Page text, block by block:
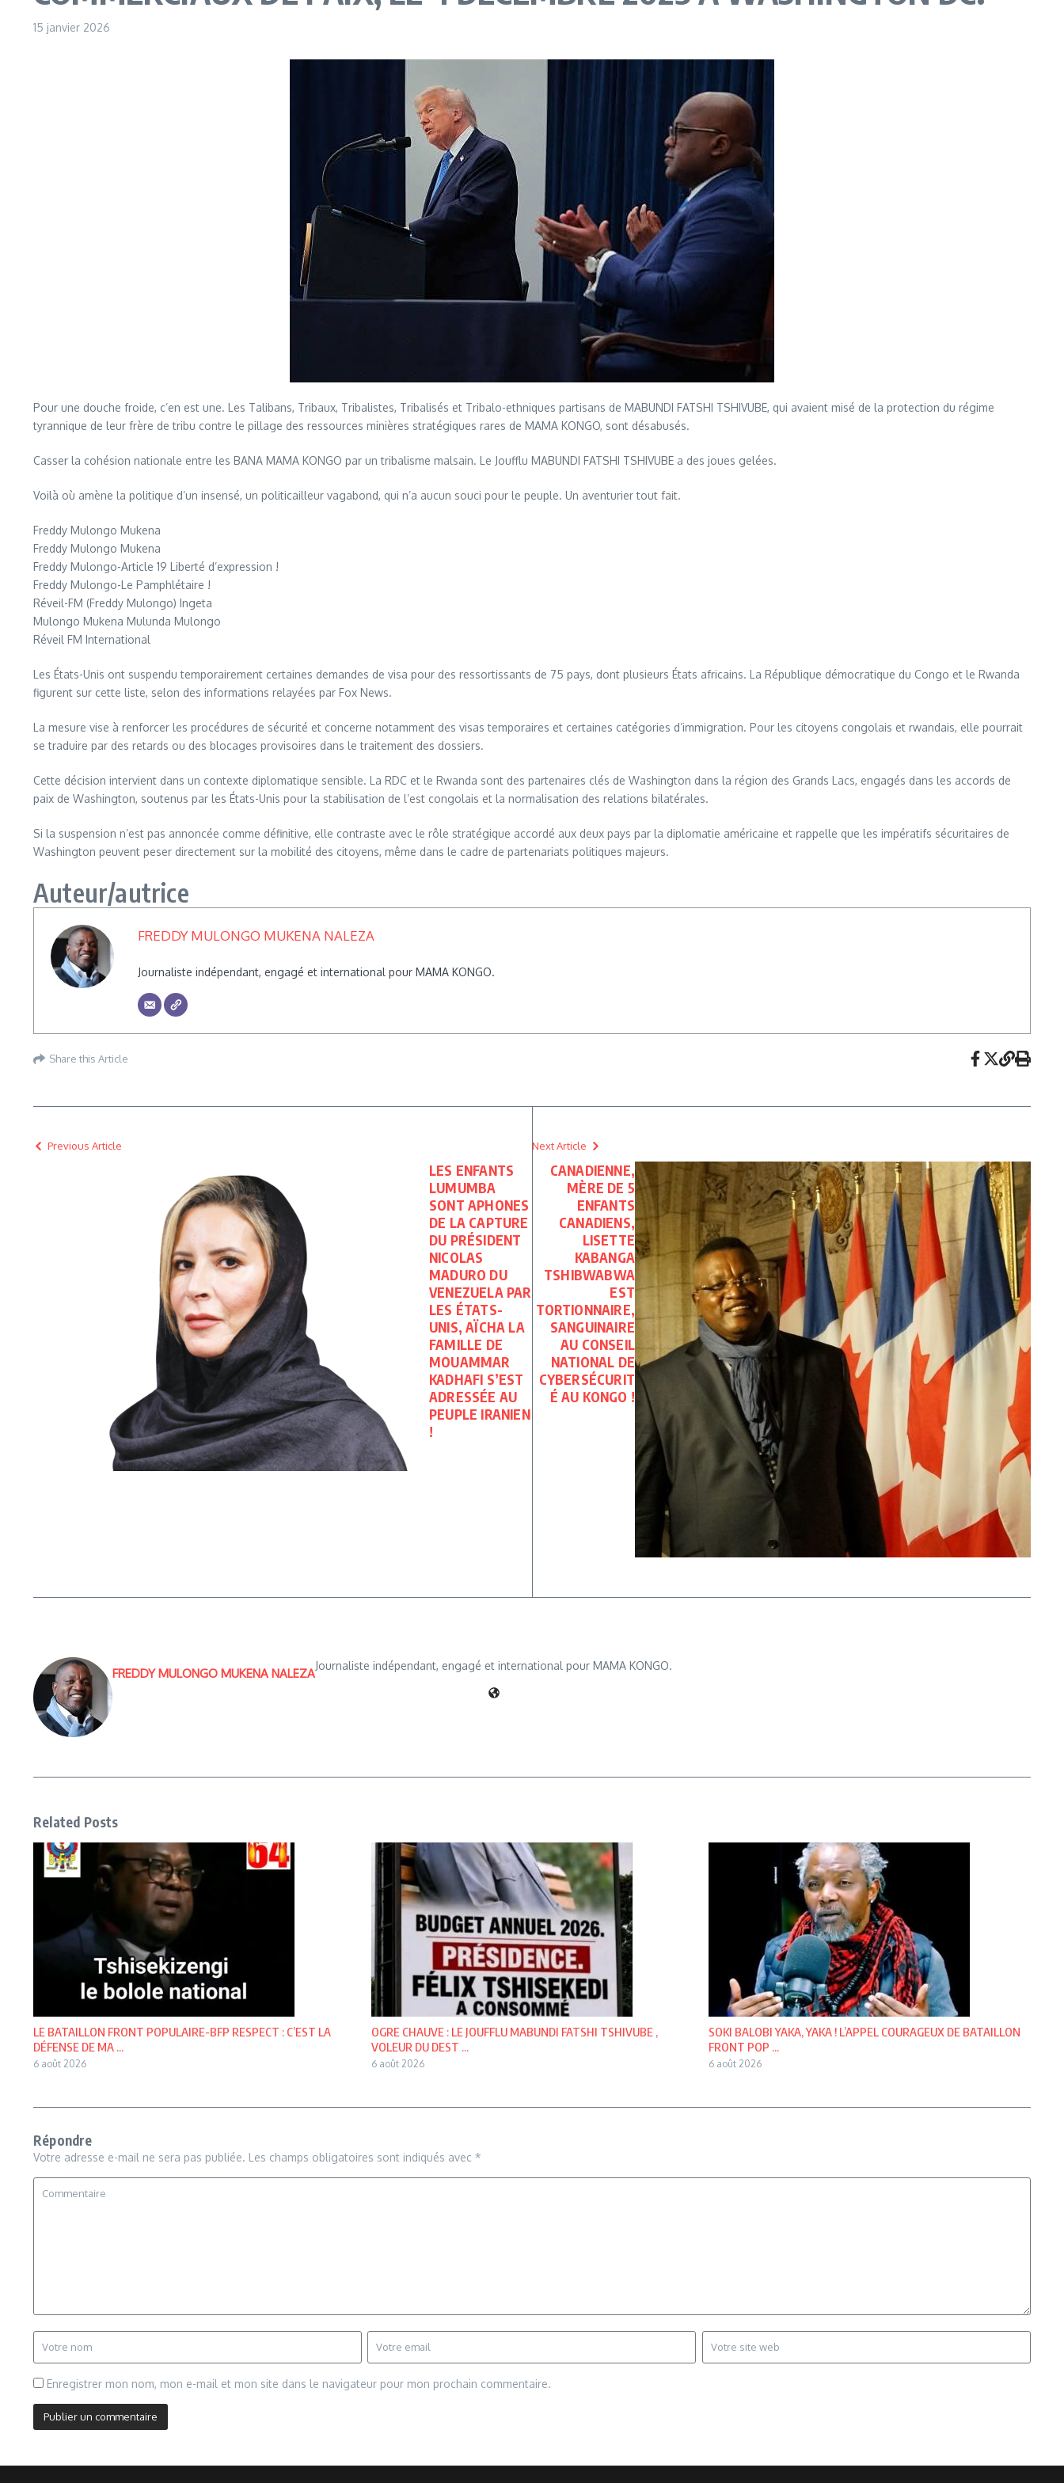
15 janvier 2026
Pour une douche froide, c’en est une. Les Talibans, Tribaux, Tribalistes, Tribalisés et Tribalo-ethniques partisans de MABUNDI FATSHI TSHIVUBE, qui avaient misé de la protection du régime
tyrannique de leur frère de tribu contre le pillage des ressources minières stratégiques rares de MAMA KONGO, sont désabusés.
Casser la cohésion nationale entre les BANA MAMA KONGO par un tribalisme malsain. Le Joufflu MABUNDI FATSHI TSHIVUBE a des joues gelées.
Voilà où amène la politique d’un insensé, un politicailleur vagabond, qui n’a aucun souci pour le peuple. Un aventurier tout fait.
Freddy Mulongo Mukena
Freddy Mulongo Mukena
Freddy Mulongo-Article 19 Liberté d’expression !
Freddy Mulongo-Le Pamphlétaire !
Réveil-FM (Freddy Mulongo) Ingeta
Mulongo Mukena Mulunda Mulongo
Réveil FM International
Les États-Unis ont suspendu temporairement certaines demandes de visa pour des ressortissants de 75 pays, dont plusieurs États africains. La République démocratique du Congo et le Rwanda
figurent sur cette liste, selon des informations relayées par Fox News.
La mesure vise à renforcer les procédures de sécurité et concerne notamment des visas temporaires et certaines catégories d’immigration. Pour les citoyens congolais et rwandais, elle pourrait
se traduire par des retards ou des blocages provisoires dans le traitement des dossiers.
Cette décision intervient dans un contexte diplomatique sensible. La RDC et le Rwanda sont des partenaires clés de Washington dans la région des Grands Lacs, engagés dans les accords de
paix de Washington, soutenus par les États-Unis pour la stabilisation de l’est congolais et la normalisation des relations bilatérales.
Si la suspension n’est pas annoncée comme définitive, elle contraste avec le rôle stratégique accordé aux deux pays par la diplomatie américaine et rappelle que les impératifs sécuritaires de
Washington peuvent peser directement sur la mobilité des citoyens, même dans le cadre de partenariats politiques majeurs.
Auteur/autrice
FREDDY MULONGO MUKENA NALEZA
Journaliste indépendant, engagé et international pour MAMA KONGO.
Share this Article
Previous Article
LES ENFANTS
LUMUMBA
SONT APHONES
DE LA CAPTURE
DU PRÉSIDENT
NICOLAS
MADURO DU
VENEZUELA PAR
LES ÉTATS-
UNIS, AÏCHA LA
FAMILLE DE
MOUAMMAR
KADHAFI S’EST
ADRESSÉE AU
PEUPLE IRANIEN
!
Next Article
CANADIENNE,
MÈRE DE 5
ENFANTS
CANADIENS,
LISETTE
KABANGA
TSHIBWABWA
EST
TORTIONNAIRE,
SANGUINAIRE
AU CONSEIL
NATIONAL DE
CYBERSÉCURIT
É AU KONGO !
FREDDY MULONGO MUKENA NALEZA
Journaliste indépendant, engagé et international pour MAMA KONGO.
Related Posts
LE BATAILLON FRONT POPULAIRE-BFP RESPECT : C’EST LA
DÉFENSE DE MA ...
6 août 2026
OGRE CHAUVE : LE JOUFFLU MABUNDI FATSHI TSHIVUBE ,
VOLEUR DU DEST ...
6 août 2026
SOKI BALOBI YAKA, YAKA ! L’APPEL COURAGEUX DE BATAILLON
FRONT POP ...
6 août 2026
Répondre
Votre adresse e-mail ne sera pas publiée. Les champs obligatoires sont indiqués avec *
Enregistrer mon nom, mon e-mail et mon site dans le navigateur pour mon prochain commentaire.